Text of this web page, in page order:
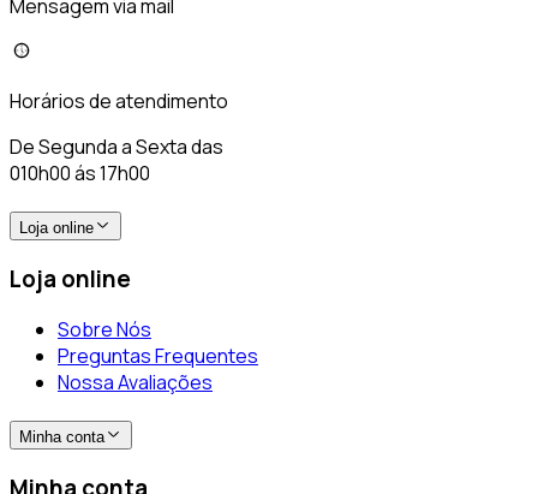
Mensagem via mail
Horários de atendimento
De Segunda a Sexta das
010h00 ás 17h00
Loja online
Loja online
Sobre Nós
Preguntas Frequentes
Nossa Avaliações
Minha conta
Minha conta